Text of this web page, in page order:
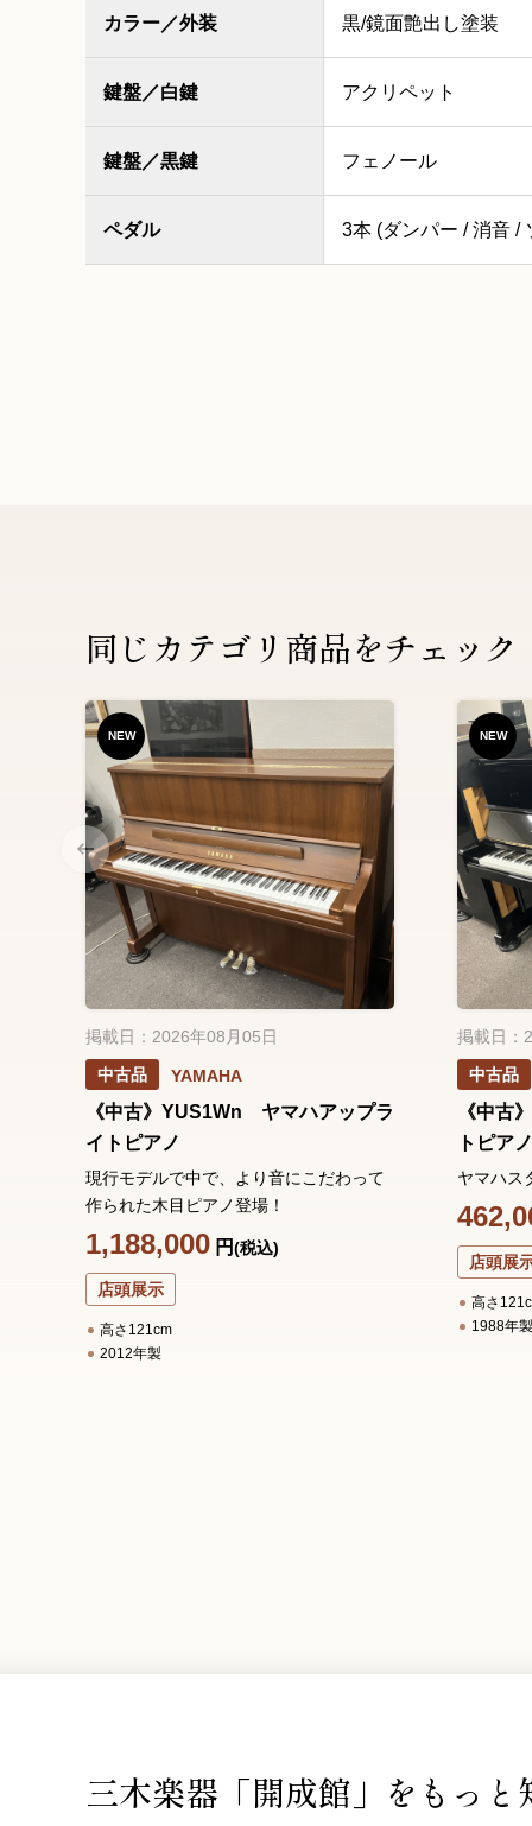
カラー／外装 黒/鏡面艶出し塗装
鍵盤／白鍵 アクリペット
鍵盤／黒鍵 フェノール
ペダル 3本 (ダンパー / 消音 /
同じカテゴリ商品をチェック
NEW
掲載日：2026年08月05日
中古品
YAMAHA
《中古》YUS1Wn ヤマハアップラ
イトピアノ
現行モデルで中で、より音にこだわって
作られた木目ピアノ登場！
1,188,000 円(税込)
店頭展示
高さ121cm
2012年製
NEW
掲載日：
中古品
《中古
トピアノ
ヤマハス
店頭展
高さ
1988年製
三木楽器「開成館」を もっと